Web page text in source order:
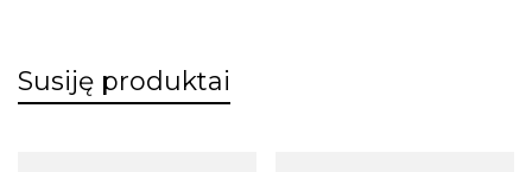
Susiję produktai